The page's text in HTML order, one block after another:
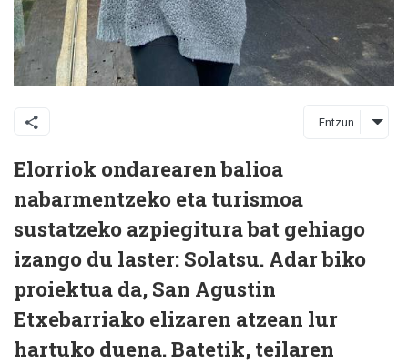
Entzun
Elorriok ondarearen balioa
nabarmentzeko eta turismoa
sustatzeko azpiegitura bat gehiago
izango du laster: Solatsu. Adar biko
proiektua da, San Agustin
Etxebarriako elizaren atzean lur
hartuko duena. Batetik, teilaren